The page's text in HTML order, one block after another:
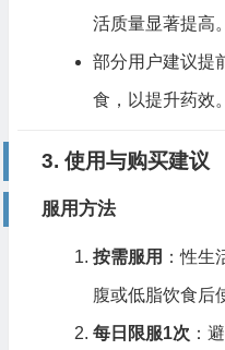
活质量显著提高。
部分用户建议提
食，以提升药效。
3. 使用与购买建议
服用方法
按需服用 ：性生
腹或低脂饮食后
每日限服1次 ：